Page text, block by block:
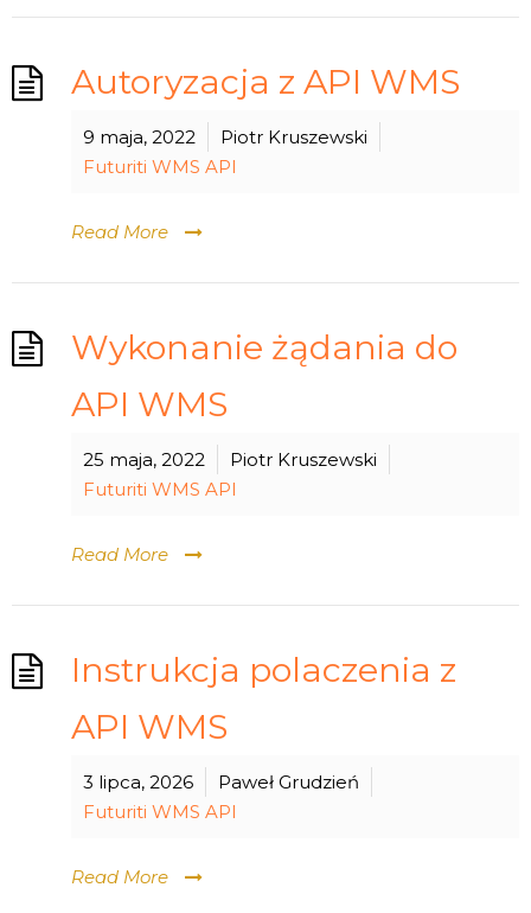
Autoryzacja z API WMS
9 maja, 2022
Piotr Kruszewski
Futuriti WMS API
Read More
Wykonanie żądania do
API WMS
25 maja, 2022
Piotr Kruszewski
Futuriti WMS API
Read More
Instrukcja polaczenia z
API WMS
3 lipca, 2026
Paweł Grudzień
Futuriti WMS API
Read More